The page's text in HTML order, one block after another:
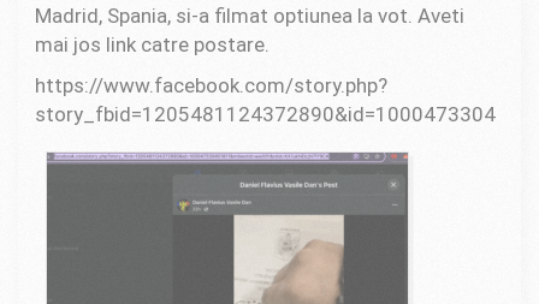
Madrid, Spania, si-a filmat optiunea la vot. Aveti
mai jos link catre postare.
https://www.facebook.com/story.php?